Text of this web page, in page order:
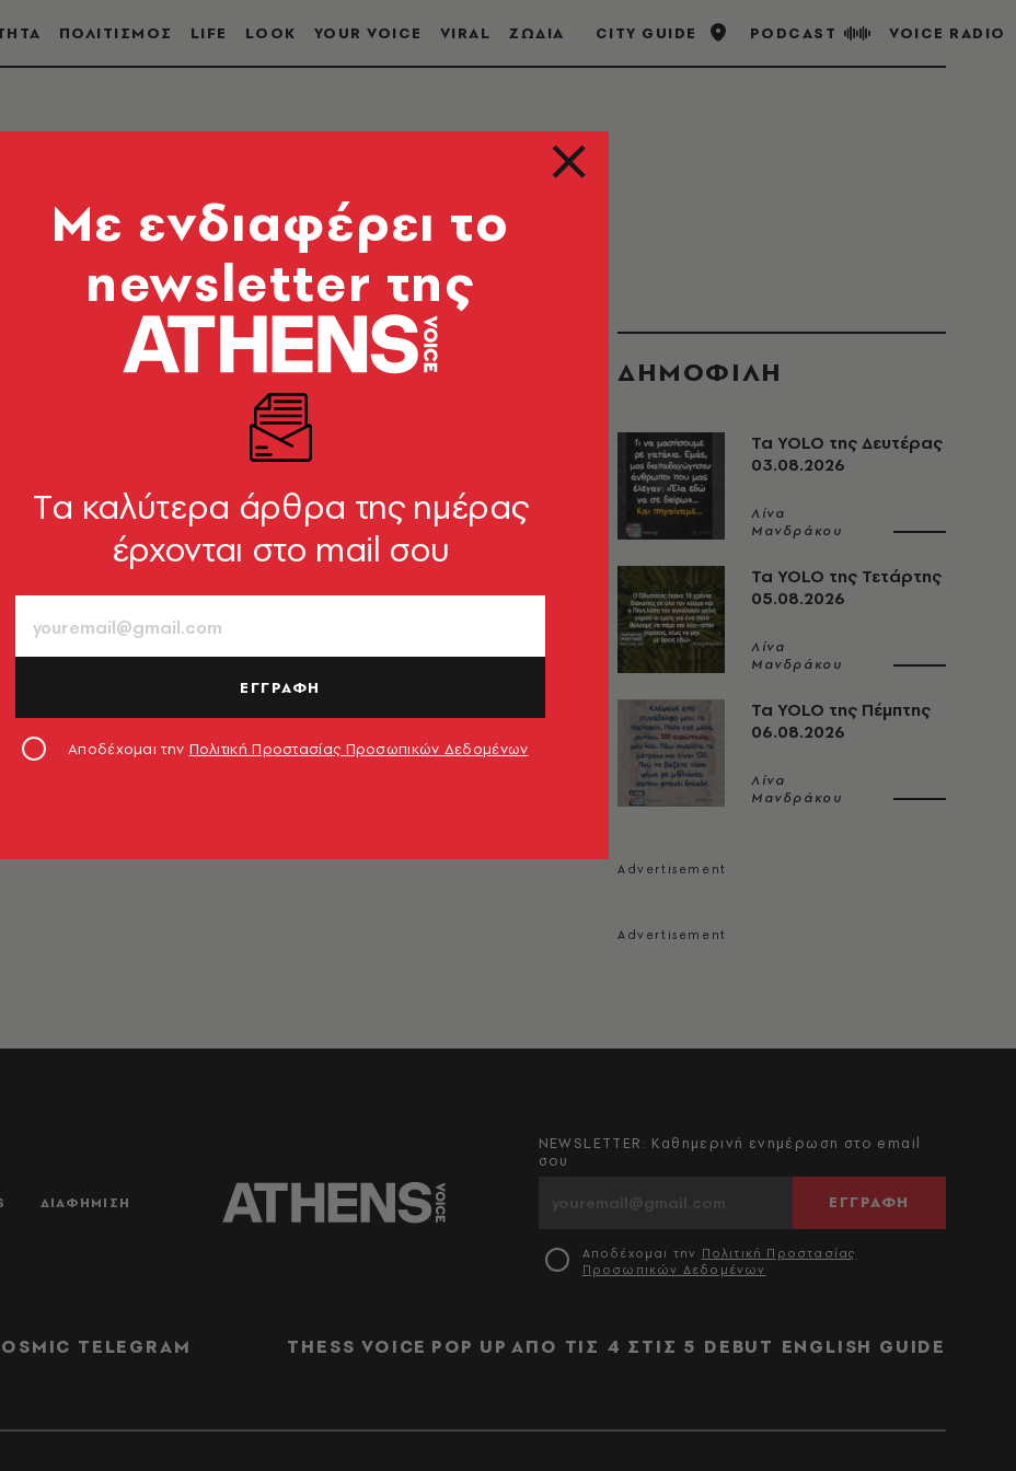
ΠΟΛΙΤΙΣΜΟΣ LIFE LOOK YOUR VOICE VIRAL ΖΩΔΙΑ CITY GUIDE PODCAST VOICE RADIO
Black: Η νέα συλλογή Χειμώνας
το σύγχρονο power
country και folk στοιχεία,
από όλο τον κόσμο
16.11.2022, 14:55
ΔΗΜΟΦΙΛΗ
Τα YOLO της Δευτέρας
03.08.2026
Λίνα
Μανδράκου
Τα YOLO της Τετάρτης
05.08.2026
Λίνα
Μανδράκου
Τα YOLO της Πέμπτης
06.08.2026
Λίνα
Μανδράκου
ΔΙΑΦΗΜΙΣΗ
NEWSLETTER: Καθημερινή ενημέρωση στο email
σου
ΕΓΓΡΑΦΗ
Αποδέχομαι την Πολιτική Προστασίας
Προσωπικών Δεδομένων
TELEGRAM THESS VOICE POP UP ΑΠΟ ΤΙΣ 4 ΣΤΙΣ 5 DEBUT ENGLISH GUIDE
Mε ενδιαφέρει το
newsletter της
Tα καλύτερα άρθρα της ημέρας
έρχονται στο mail σου
ΕΓΓΡΑΦΗ
Αποδέχομαι την Πολιτική Προστασίας Προσωπικών Δεδομένων